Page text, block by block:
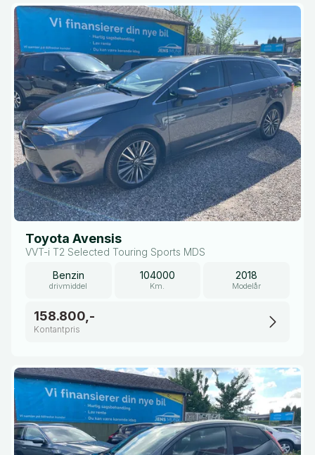
Toyota Avensis
VVT-i T2 Selected Touring Sports MDS
Benzin
drivmiddel
104000
Km.
2018
Modelår
158.800,-
Kontantpris